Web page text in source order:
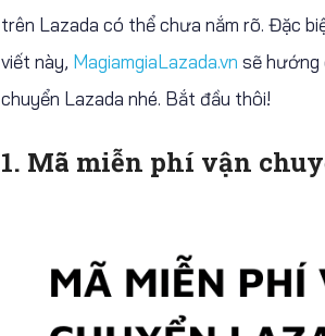
trên Lazada có thể chưa nắm rõ. Đặc
viết này, MagiamgiaLazada.vn sẽ hướng
chuyển Lazada nhé. Bắt đầu thôi!
1. Mã miễn phí vận